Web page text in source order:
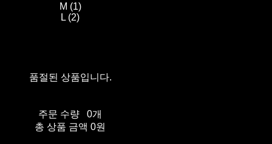
M (1)
L (2)
품절된 상품입니다.
주문 수량
0개
총 상품 금액 0원